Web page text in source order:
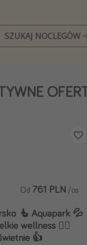
jacuzzi w
SZUKAJ NOCLEGÓW
🧜 Aquapark 💦
wellness 🧖‍♀️
👍
Od 761 PLN /os